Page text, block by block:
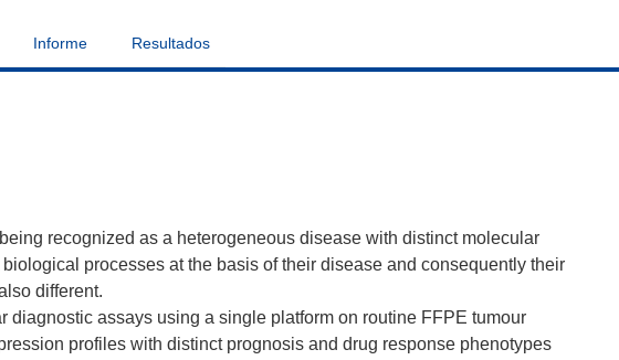
Informe Resultados
recognized as a heterogeneous disease with distinct molecular
processes at the basis of their disease and consequently their
different.
diagnostic assays using a single platform on routine FFPE tumour
profiles with distinct prognosis and drug response phenotypes